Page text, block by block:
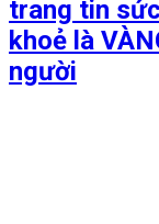
trang tin
khoẻ là
người